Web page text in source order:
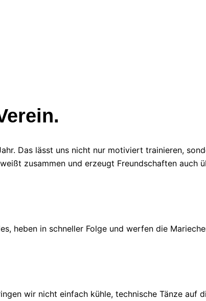
Das lässt uns nicht nur motiviert trainieren,
zusammen und erzeugt Freundschaften auch
heben in schneller Folge und werfen die
wir nicht einfach kühle, technische Tänze auf